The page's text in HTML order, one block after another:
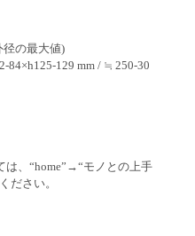
の最大値)
129 mm / ≒ 250-30
は、“home”→“モノとの上手
ださい。